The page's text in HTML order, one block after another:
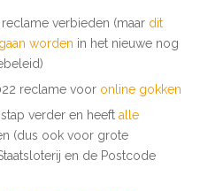
verbieden (maar dit
worden in het nieuwe nog
reclame voor online gokken
verder en heeft alle
(dus ook voor grote
en de Postcode